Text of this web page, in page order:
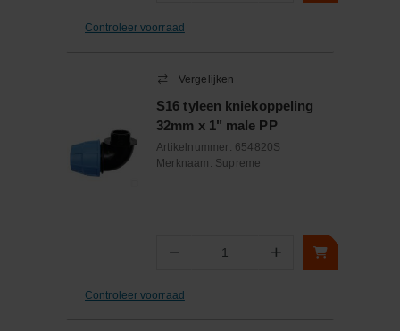
Controleer voorraad
Vergelijken
S16 tyleen kniekoppeling
32mm x 1" male PP
Artikelnummer: 654820S
Merknaam: Supreme
− Aantal +
Controleer voorraad